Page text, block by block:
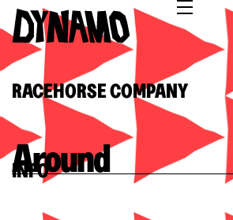
RACEHORSE COMPANY
Around
INFO